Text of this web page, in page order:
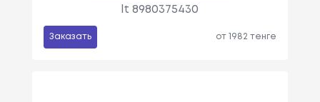
lt 8980375430
Заказать от 1982 тенге